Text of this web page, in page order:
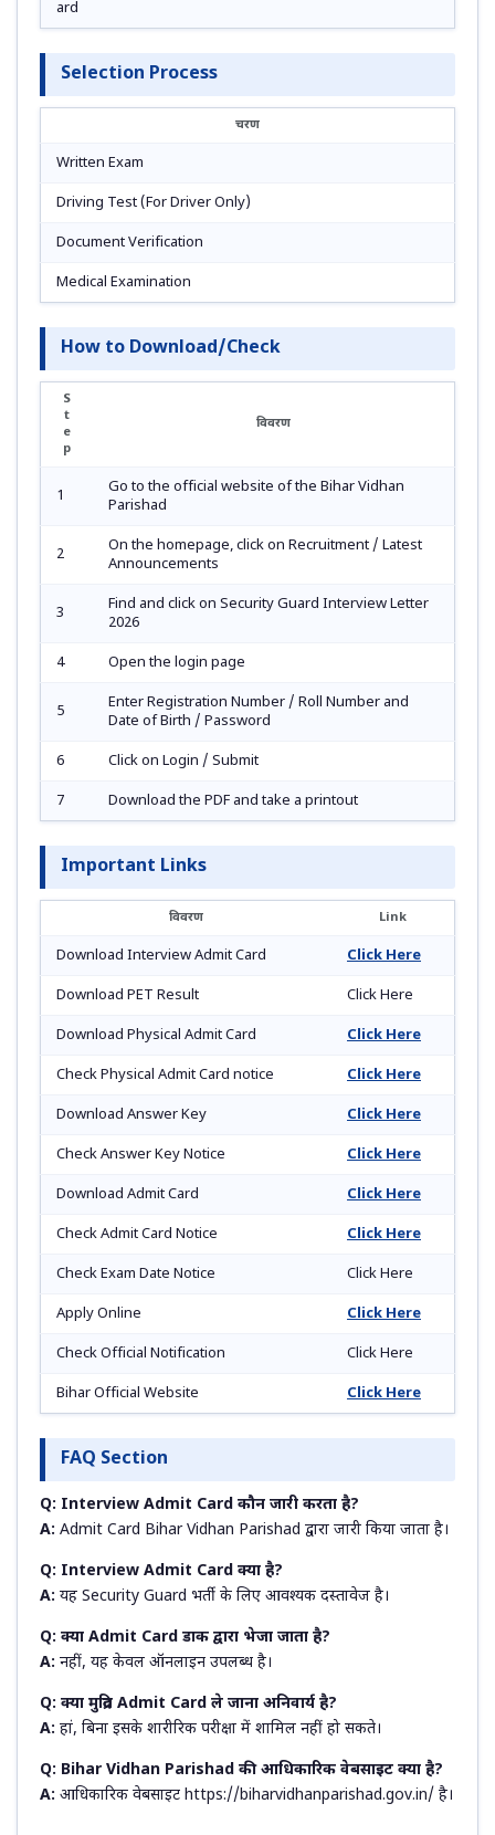
ard
Selection Process
चरण
Written Exam
Driving Test (For Driver Only)
Document Verification
Medical Examination
How to Download/Check
S
t
e
p
विवरण
1
Go to the official website of the Bihar Vidhan
Parishad
2
On the homepage, click on Recruitment / Latest
Announcements
3
Find and click on Security Guard Interview Letter
2026
4 Open the login page
5
Enter Registration Number / Roll Number and
Date of Birth / Password
6 Click on Login / Submit
7 Download the PDF and take a printout
Important Links
विवरण Link
Download Interview Admit Card Click Here
Download PET Result Click Here
Download Physical Admit Card Click Here
Check Physical Admit Card notice Click Here
Download Answer Key Click Here
Check Answer Key Notice Click Here
Download Admit Card Click Here
Check Admit Card Notice Click Here
Check Exam Date Notice Click Here
Apply Online Click Here
Check Official Notification Click Here
Bihar Official Website Click Here
FAQ Section
Q: Interview Admit Card कौन जारी करता है?
A: Admit Card Bihar Vidhan Parishad द्वारा जारी किया जाता है।
Q: Interview Admit Card क्या है?
A: यह Security Guard भर्ती के लिए आवश्यक दस्तावेज है।
Q: क्या Admit Card डाक द्वारा भेजा जाता है?
A: नहीं, यह केवल ऑनलाइन उपलब्ध है।
Q: क्या मुद्रित Admit Card ले जाना अनिवार्य है?
A: हां, बिना इसके शारीरिक परीक्षा में शामिल नहीं हो सकते।
Q: Bihar Vidhan Parishad की आधिकारिक वेबसाइट क्या है?
A: आधिकारिक वेबसाइट https://biharvidhanparishad.gov.in/ है।